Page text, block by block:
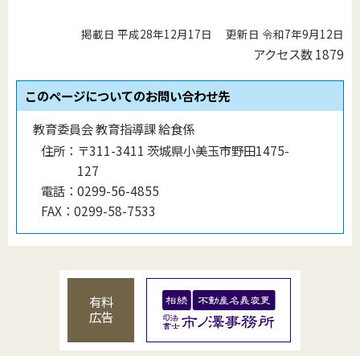
掲載日 平成28年12月17日 更新日 令和7年9月12日
アクセス数1879
このページについてのお問い合わせ先
教育委員会 教育指導課 給食係
住所： 〒311-3411 茨城県小美玉市野田1475-
127
電話： 0299-56-4855
FAX： 0299-58-7533
有料
広告